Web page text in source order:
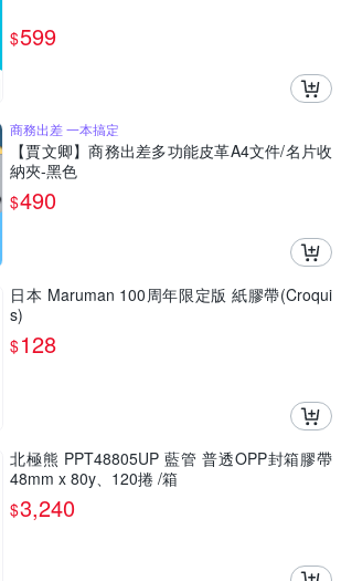
$599
商務出差 一本搞定
【賈文卿】商務出差多功能皮革A4文件/名片收
納夾-黑色
$490
日本 Maruman 100周年限定版 紙膠帶(Croqui
s)
$128
北極熊 PPT48805UP 藍管 普透OPP封箱膠帶
48mm x 80y、120捲 /箱
$3,240